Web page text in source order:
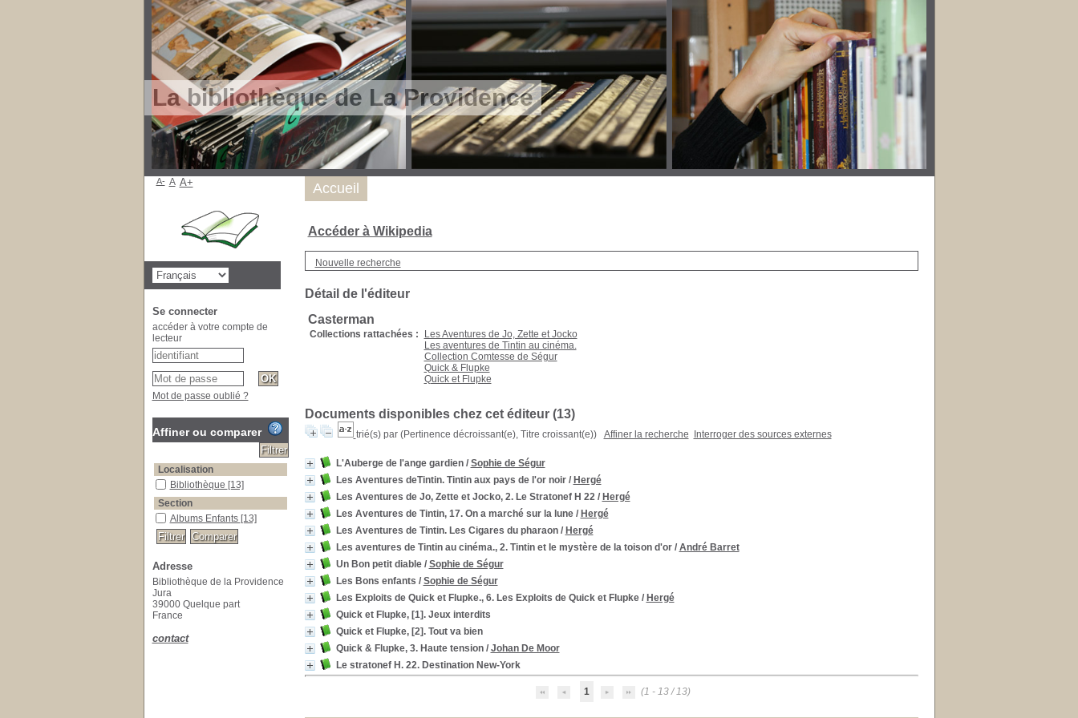
La bibliothèque de La Providence
Accéder à Wikipedia
Nouvelle recherche
Détail de l'éditeur
Casterman
Collections rattachées :
Les Aventures de Jo, Zette et Jocko
Les aventures de Tintin au cinéma.
Collection Comtesse de Ségur
Quick & Flupke
Quick et Flupke
Documents disponibles chez cet éditeur (13)
trié(s) par (Pertinence décroissant(e), Titre croissant(e)) Affiner la recherche Interroger des sources externes
L'Auberge de l'ange gardien/ Sophie de Ségur
Les Aventures deTintin. Tintin aux pays de l'or noir/ Hergé
Les Aventures de Jo, Zette et Jocko, 2. Le Stratonef H 22/ Hergé
Les Aventures de Tintin, 17. On a marché sur la lune/ Hergé
Les Aventures de Tintin. Les Cigares du pharaon/ Hergé
Les aventures de Tintin au cinéma., 2. Tintin et le mystère de la toison d'or/ André Barret
Un Bon petit diable/ Sophie de Ségur
Les Bons enfants / Sophie de Ségur
Les Exploits de Quick et Flupke., 6. Les Exploits de Quick et Flupke/ Hergé
Quick et Flupke, [1]. Jeux interdits
Quick et Flupke, [2]. Tout va bien
Quick & Flupke, 3. Haute tension/ Johan De Moor
Le stratonef H. 22. Destination New-York
1 (1 - 13 / 13)
Accueil
A- A A+
Se connecter
accéder à votre compte de
lecteur
Mot de passe oublié ?
Affiner ou comparer
Localisation
Bibliothèque [13]
Section
Albums Enfants [13]
Adresse
Bibliothèque de la Providence
Jura
39000 Quelque part
France
contact